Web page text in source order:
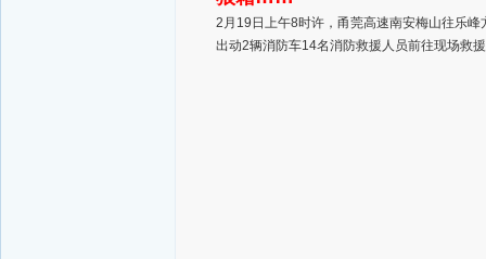
2月19日上午8时许，甬莞高速南安梅山往乐
出动2辆消防车14名消防救援人员前往现场救